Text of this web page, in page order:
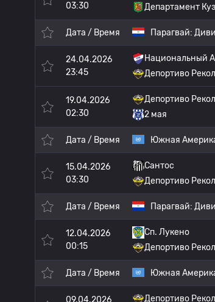
03:30
Департамент
Дата / Время Парагвай:
24.04.2026
23:45
Национальный
Депортиво
19.04.2026
02:30
Депортиво
2 мая
Дата / Время Южная
15.04.2026
03:30
Сантос
Депортиво
Дата / Время Парагвай:
12.04.2026
00:15
Сп. Лукено
Депортиво
Дата / Время Южная
09.04.2026
Депортиво